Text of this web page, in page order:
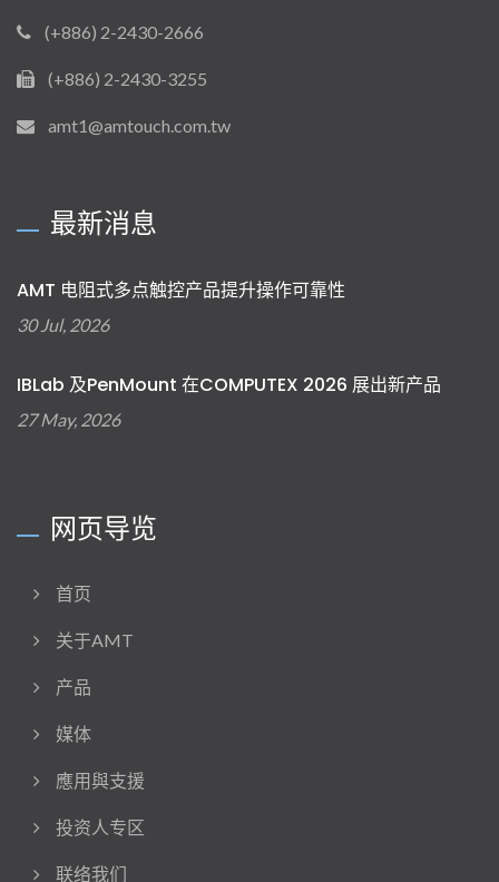
(+886) 2-2430-2666
(+886) 2-2430-3255
amt1@amtouch.com.tw
最新消息
AMT 电阻式多点触控产品提升操作可靠性
30 Jul, 2026
IBLab 及PenMount 在COMPUTEX 2026 展出新产品
27 May, 2026
网页导览
首页
关于AMT
产品
媒体
應用與支援
投资人专区
联络我们